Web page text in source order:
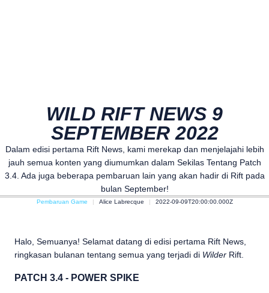
WILD RIFT NEWS 9
SEPTEMBER 2022
Dalam edisi pertama Rift News, kami merekap dan menjelajahi lebih
jauh semua konten yang diumumkan dalam Sekilas Tentang Patch
3.4. Ada juga beberapa pembaruan lain yang akan hadir di Rift pada
bulan September!
Pembaruan Game Alice Labrecque 2022-09-09T20:00:00.000Z
Halo, Semuanya! Selamat datang di edisi pertama Rift News,
ringkasan bulanan tentang semua yang terjadi di Wilder Rift.
PATCH 3.4 - POWER SPIKE